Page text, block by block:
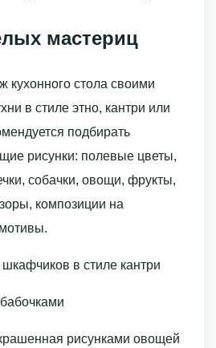
мастериц
кухонного стола своими
в стиле этно, кантри или
подбирать
рисунки: полевые цветы,
собачки, овощи, фрукты,
композиции на
в стиле кантри
рисунками овощей